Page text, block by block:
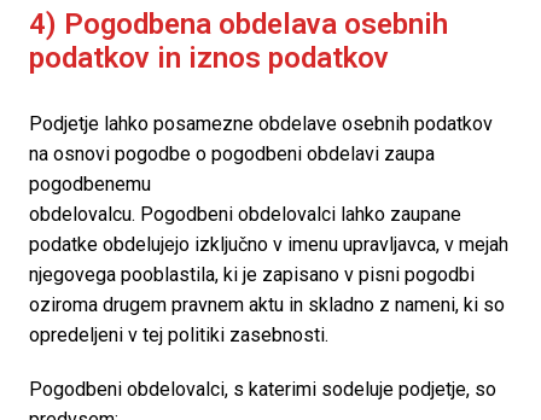
4) Pogodbena obdelava osebnih
podatkov in iznos podatkov
Podjetje lahko posamezne obdelave osebnih podatkov
na osnovi pogodbe o pogodbeni obdelavi zaupa
pogodbenemu
obdelovalcu. Pogodbeni obdelovalci lahko zaupane
podatke obdelujejo izključno v imenu upravljavca, v mejah
njegovega pooblastila, ki je zapisano v pisni pogodbi
oziroma drugem pravnem aktu in skladno z nameni, ki so
opredeljeni v tej politiki zasebnosti.
Pogodbeni obdelovalci, s katerimi sodeluje podjetje, so